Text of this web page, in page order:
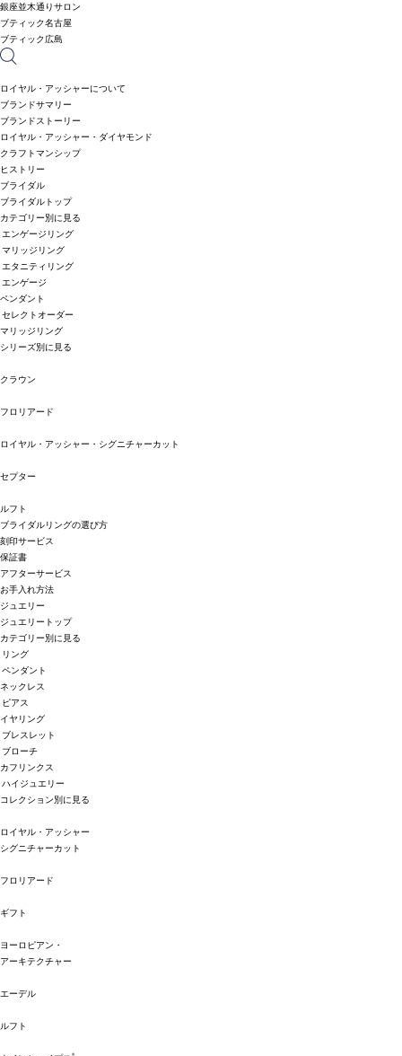
銀座並木通りサロン
ブティック名古屋
ブティック広島
ロイヤル・アッシャーについて
ブランドサマリー
ブランドストーリー
ロイヤル・アッシャー・ダイヤモンド
クラフトマンシップ
ヒストリー
ブライダル
ブライダルトップ
カテゴリー別に見る
エンゲージリング
マリッジリング
エタニティリング
エンゲージ
ペンダント
セレクトオーダー
マリッジリング
シリーズ別に見る
クラウン
フロリアード
ロイヤル・アッシャー・シグニチャーカット
セプター
ルフト
ブライダルリングの選び方
刻印サービス
保証書
アフターサービス
お手入れ方法
ジュエリー
ジュエリートップ
カテゴリー別に見る
リング
ペンダント
ネックレス
ピアス
イヤリング
ブレスレット
ブローチ
カフリンクス
ハイジュエリー
コレクション別に見る
ロイヤル・アッシャー
シグニチャーカット
フロリアード
ギフト
ヨーロピアン・
アーキテクチャー
エーデル
ルフト